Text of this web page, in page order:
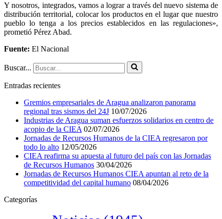
Y nosotros, integrados, vamos a lograr a través del nuevo sistema de
distribución territorial, colocar los productos en el lugar que nuestro
pueblo lo tenga a los precios establecidos en las regulaciones»,
prometió Pérez Abad.
Fuente: El Nacional
Buscar...
Entradas recientes
Gremios empresariales de Aragua analizaron panorama
regional tras sismos del 24J 10/07/2026
Industrias de Aragua suman esfuerzos solidarios en centro de
acopio de la CIEA 02/07/2026
Jornadas de Recursos Humanos de la CIEA regresaron por
todo lo alto 12/05/2026
CIEA reafirma su apuesta al futuro del país con las Jornadas
de Recursos Humanos 30/04/2026
Jornadas de Recursos Humanos CIEA apuntan al reto de la
competitividad del capital humano 08/04/2026
Categorías